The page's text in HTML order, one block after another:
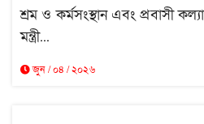
শ্রম ও কর্মসংস্থান এবং প্রবাসী
মন্ত্রী...
জুন / ০৪ / ২০২৬